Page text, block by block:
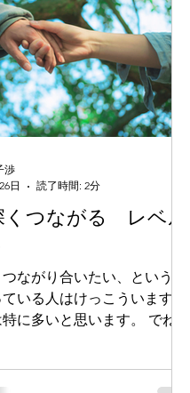
けっこう奥深いテーマ。 そ
書いてみようと思います。 こ
考えるにあたって、まず一番
は： 「あなたにとって、地
てなんでしょう。」 「いい
入ったら、何のために活用
か。」 みたいなこと。 こ
分の中にないと、地図に振り
まいます。 ＊＊＊ 実際の
の役割を例に考えてみると。
場所に辿り着くために、最
（いい地図）を手に入れた
たいなことだったりしますよ
いは僕だったら実はけっこう
い土地がどうなっているの
るのが楽しくて、そのきっ
くつながる レベル
ながり合いたい、という願
いる人はけっこういます。
に多いと思います。 でね、
を共有する、っていうのは
渉
日
読了時間: 2分